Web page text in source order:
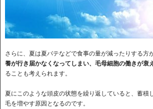
さらに、夏は夏バテなどで食事の量が減ったりする方
養が行き届かなくなってしまい、毛母細胞の働きが衰
ることも考えられます。
夏にこのような頭皮の状態を繰り返していると、蓄積
毛を増やす原因となるのです。